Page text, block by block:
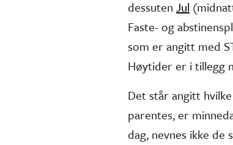
dessuten Jul
Faste- og
som er angitt med
Høytider er i tillegg
Det står angitt
parentes, er
dag, nevnes ikke de